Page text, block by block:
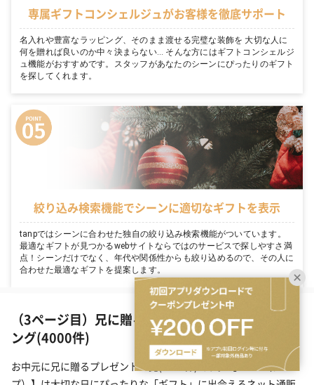
専属ギフトコンシェルジュがお客様を徹底サポート
名入れや豊富なラッピング、そのまま渡せる完璧な装飾を 大切な人に
何を贈れば良いのか中々決まらない… そんな方にはギフトコンシェルジ
ュ機能がおすすめです。スタッフがあなたのシーンにぴったりのギフト
を探してくれます。
絞り込み検索機能でシーンに適切なギフトを表示
tanpではシーンに合わせた独自の絞り込み検索機能がついています。
最適なギフトが見つかるwebサイトならではのサービスで探しやすさ満
点！シーンだけでなく、年代や関係性からも絞り込めるので、その人に
合わせた最適なギフトを提案します。
（3ページ目）兄に贈るお中元ギフトの人気ランキ
ング(4000件)
お中元に兄に贈るプレゼント一覧(4000件)です。【TANP（タン